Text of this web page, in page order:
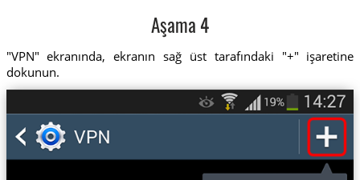
Aşama 4
"VPN" ekranında, ekranın sağ üst tarafındaki "+" işaretine
dokunun.